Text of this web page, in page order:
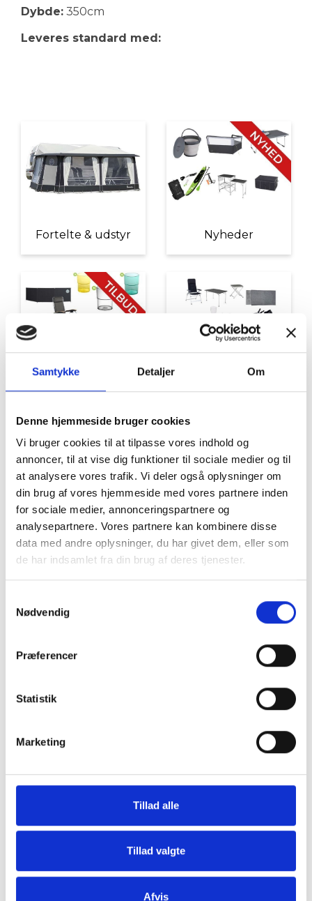
Samtykke Detaljer Om
Denne hjemmeside bruger cookies
Vi bruger cookies til at tilpasse vores indhold og
annoncer, til at vise dig funktioner til sociale medier og til
at analysere vores trafik. Vi deler også oplysninger om
din brug af vores hjemmeside med vores partnere inden
for sociale medier, annonceringspartnere og
analysepartnere. Vores partnere kan kombinere disse
data med andre oplysninger, du har givet dem, eller som
de har indsamlet fra din brug af deres tjenester.
Nødvendig
Præferencer
Statistik
Marketing
Tillad alle
Tillad valgte
Afvis
Dybde: 350cm
Leveres standard med:
Fortelte & udstyr Nyheder
Møbler Omnia
Indvendigt Udstyr